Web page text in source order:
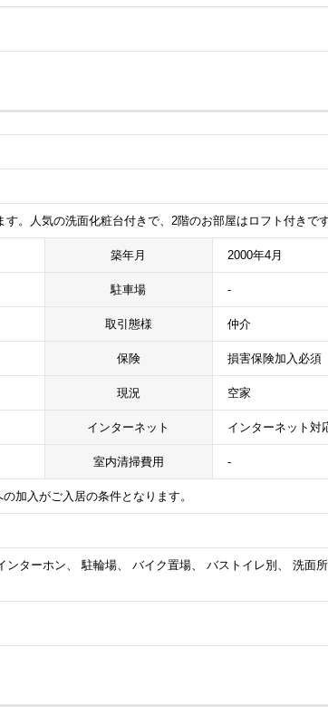
。人気の洗面化粧台付きで、2階のお部屋はロフト付きで
築年月 2000年4月
駐車場 -
取引態様 仲介
保険 損害保険加入必須
現況 空家
インターネット インターネット対
室内清掃費用 -
加入がご入居の条件となります。
ターホン、 駐輪場、 バイク置場、 バストイレ別、 洗面